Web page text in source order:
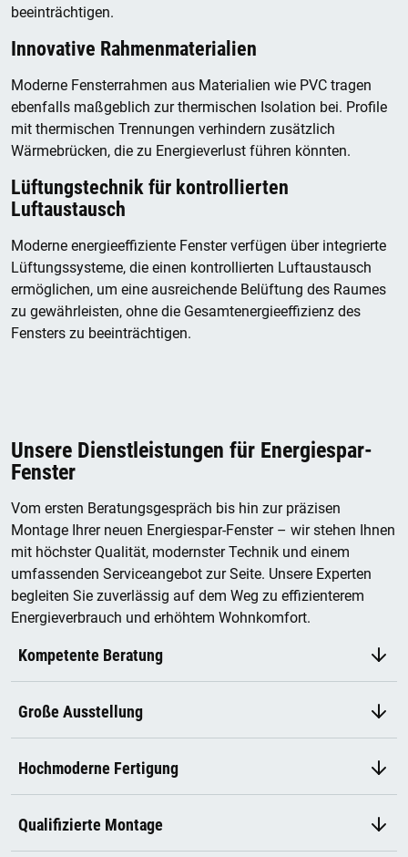
beeinträchtigen.
Innovative Rahmenmaterialien
Moderne Fensterrahmen aus Materialien wie PVC tragen
ebenfalls maßgeblich zur thermischen Isolation bei. Profile
mit thermischen Trennungen verhindern zusätzlich
Wärmebrücken, die zu Energieverlust führen könnten.
Lüftungstechnik für kontrollierten
Luftaustausch
Moderne energieeffiziente Fenster verfügen über integrierte
Lüftungssysteme, die einen kontrollierten Luftaustausch
ermöglichen, um eine ausreichende Belüftung des Raumes
zu gewährleisten, ohne die Gesamtenergieeffizienz des
Fensters zu beeinträchtigen.
Unsere Dienstleistungen für Energiespar-
Fenster
Vom ersten Beratungsgespräch bis hin zur präzisen
Montage Ihrer neuen Energiespar-Fenster – wir stehen Ihnen
mit höchster Qualität, modernster Technik und einem
umfassenden Serviceangebot zur Seite. Unsere Experten
begleiten Sie zuverlässig auf dem Weg zu effizienterem
Energieverbrauch und erhöhtem Wohnkomfort.
Kompetente Beratung
Große Ausstellung
Hochmoderne Fertigung
Qualifizierte Montage